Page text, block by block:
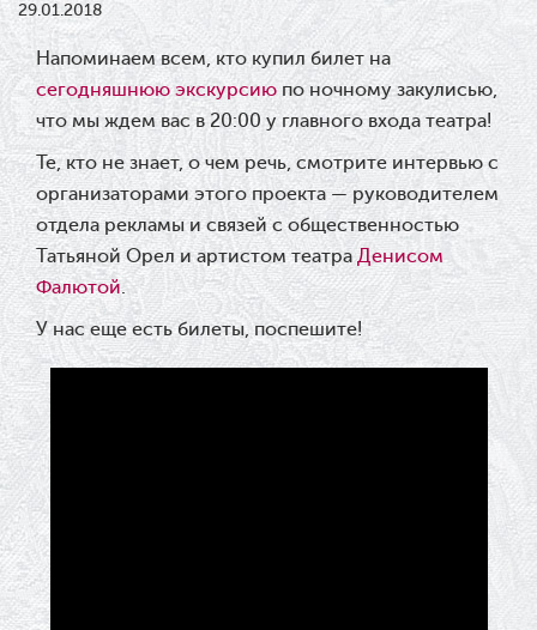
29.01.2018
Напоминаем всем, кто купил билет на
сегодняшнюю экскурсию по ночному закулисью,
что мы ждем вас в 20:00 у главного входа театра!
Те, кто не знает, о чем речь, смотрите интервью с
организаторами этого проекта — руководителем
отдела рекламы и связей с общественностью
Татьяной Орел и артистом театра Денисом
Фалютой.
У нас еще есть билеты, поспешите!